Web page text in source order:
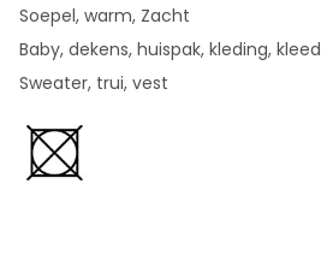
Soepel, warm, Zacht
Baby, dekens, huispak, kleding,
Sweater, trui, vest